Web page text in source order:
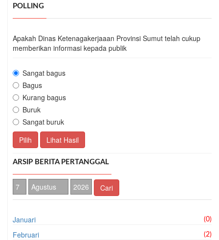
POLLING
Apakah Dinas Ketenagakerjaaan Provinsi Sumut telah cukup
memberikan informasi kepada publik
Sangat bagus
Bagus
Kurang bagus
Buruk
Sangat buruk
Pilih
Lihat Hasil
ARSIP BERITA PERTANGGAL
Cari
Januari (0)
Februari (2)